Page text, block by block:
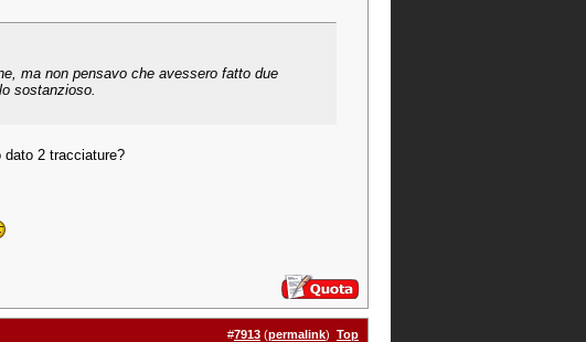
ma non pensavo che avessero fatto due
sostanzioso.
2 tracciature?
#7913 (permalink) Top